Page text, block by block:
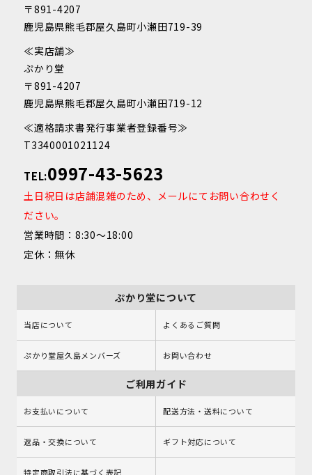
〒891-4207
鹿児島県熊毛郡屋久島町小瀬田719-39
≪実店舗≫
ぷかり堂
〒891-4207
鹿児島県熊毛郡屋久島町小瀬田719-12
≪適格請求書発行事業者登録番号≫
T3340001021124
TEL:0997-43-5623
土日祝日は店舗混雑のため、メールにてお問い合わせく
ださい。
営業時間：8:30～18:00
定休：無休
ぷかり堂について
当店について よくあるご質問
ぷかり堂屋久島メンバーズ お問い合わせ
ご利用ガイド
お支払いについて 配送方法・送料について
返品・交換について ギフト対応について
特定商取引法に基づく表記